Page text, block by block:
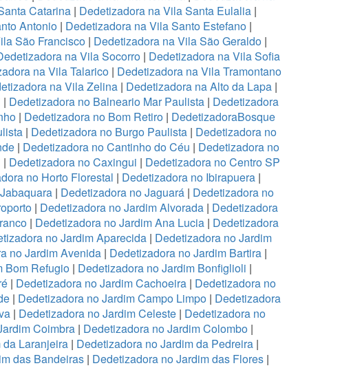
Catarina | Dedetizadora na Vila Santa Eulalia |
Antonio | Dedetizadora na Vila Santo Estefano |
São Francisco | Dedetizadora na Vila São Geraldo |
na Vila Socorro | Dedetizadora na Vila Sofia
na Vila Talarico | Dedetizadora na Vila Tramontano
na Vila Zelina| Dedetizadora na Alto da Lapa|
| Dedetizadora no Balneario Mar Paulista| Dedetizadora
| Dedetizadora no Bom Retiro| DedetizadoraBosque
| Dedetizadora no Burgo Paulista| Dedetizadora no
| Dedetizadora no Cantinho do Céu | Dedetizadora no
| Dedetizadora no Caxingui | Dedetizadora no Centro SP
no Horto Florestal | Dedetizadora no Ibirapuera|
| Dedetizadora no Jaguará | Dedetizadora no
| Dedetizadora no Jardim Alvorada | Dedetizadora
| Dedetizadora no Jardim Ana Lucia | Dedetizadora
no Jardim Aparecida | Dedetizadora no Jardim
no Jardim Avenida| Dedetizadora no Jardim Bartira|
Bom Refugio| Dedetizadora no Jardim Bonfiglioli |
| Dedetizadora no Jardim Cachoeira| Dedetizadora no
| Dedetizadora no Jardim Campo Limpo | Dedetizadora
| Dedetizadora no Jardim Celeste| Dedetizadora no
Coimbra| Dedetizadora no Jardim Colombo|
Laranjeira| Dedetizadora no Jardim da Pedreira|
das Bandeiras | Dedetizadora no Jardim das Flores |